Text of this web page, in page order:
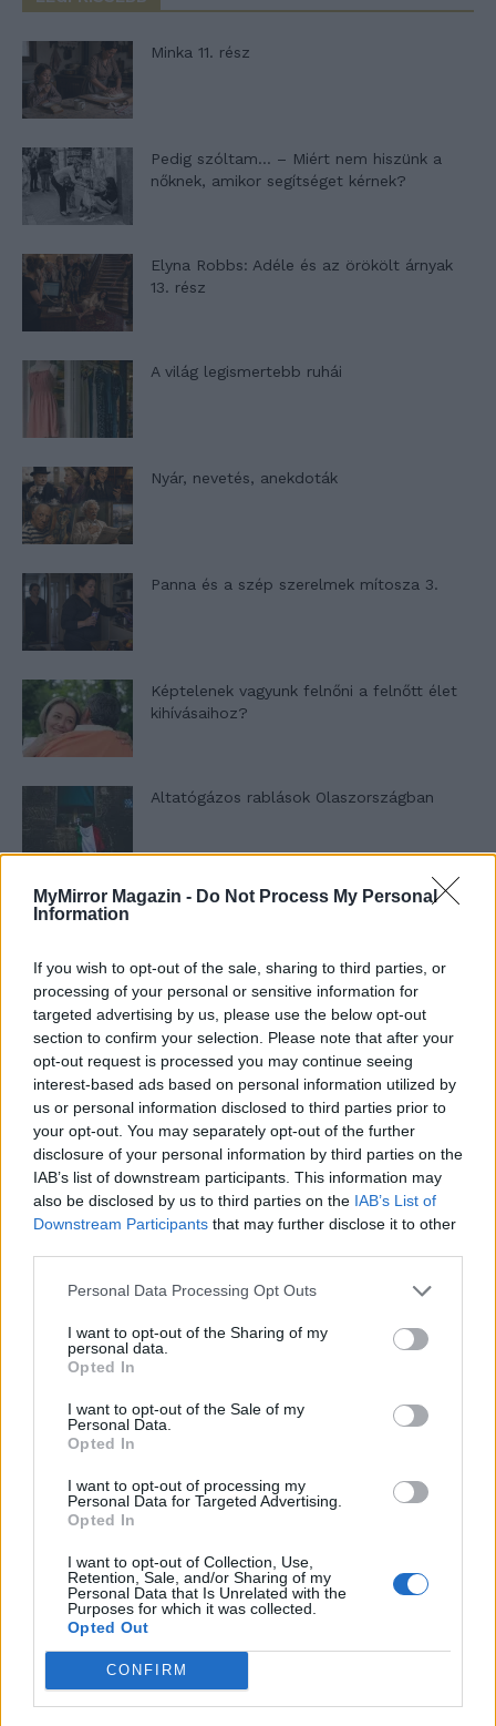
MyMirror Magazin - Do Not Process My Personal
Information
If you wish to opt-out of the sale, sharing to third parties, or
processing of your personal or sensitive information for
targeted advertising by us, please use the below opt-out
section to confirm your selection. Please note that after your
opt-out request is processed you may continue seeing
interest-based ads based on personal information utilized by
us or personal information disclosed to third parties prior to
your opt-out. You may separately opt-out of the further
disclosure of your personal information by third parties on the
IAB’s list of downstream participants. This information may
also be disclosed by us to third parties on the IAB’s List of
Downstream Participants that may further disclose it to other
Personal Data Processing Opt Outs
I want to opt-out of the Sharing of my
personal data.
Opted In
I want to opt-out of the Sale of my
Personal Data.
Opted In
I want to opt-out of processing my
Personal Data for Targeted Advertising.
Opted In
I want to opt-out of Collection, Use,
Retention, Sale, and/or Sharing of my
Personal Data that Is Unrelated with the
Purposes for which it was collected.
Opted Out
CONFIRM
Minka 11. rész
Pedig szóltam… – Miért nem hiszünk a
nőknek, amikor segítséget kérnek?
Elyna Robbs: Adéle és az örökölt árnyak
13. rész
A világ legismertebb ruhái
Nyár, nevetés, anekdoták
Panna és a szép szerelmek mítosza 3.
Képtelenek vagyunk felnőni a felnőtt élet
kihívásaihoz?
Altatógázos rablások Olaszországban
A kislány, akit nem védett meg senki –
T. Barnett: Gyilkosság a Garda-tónál 12.
rész
T. szereti a fiatal lányokat 13. rész
Minka 10. rész
Minka 9. rész
Máltai kaland 7.
a hétköznapokban
Egy ház, amely a tengerre és a fényre
nyílik – Villa...